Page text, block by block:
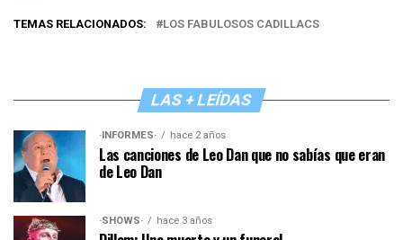
TEMAS RELACIONADOS: LOS FABULOSOS CADILLACS
LAS + LEÍDAS
·INFORMES· hace 2 años
Las canciones de Leo Dan que no sabías que eran
de Leo Dan
·SHOWS· hace 3 años